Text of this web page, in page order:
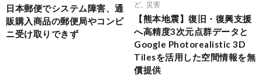
日本郵便でシステム障害、通
販購入商品の郵便局やコンビ
ニ受け取りできず
ど
災害
【熊本地震】復旧・復興支援
へ高精度3次元点群データと
Google Photorealistic 3D
Tilesを活用した空間情報を無
償提供